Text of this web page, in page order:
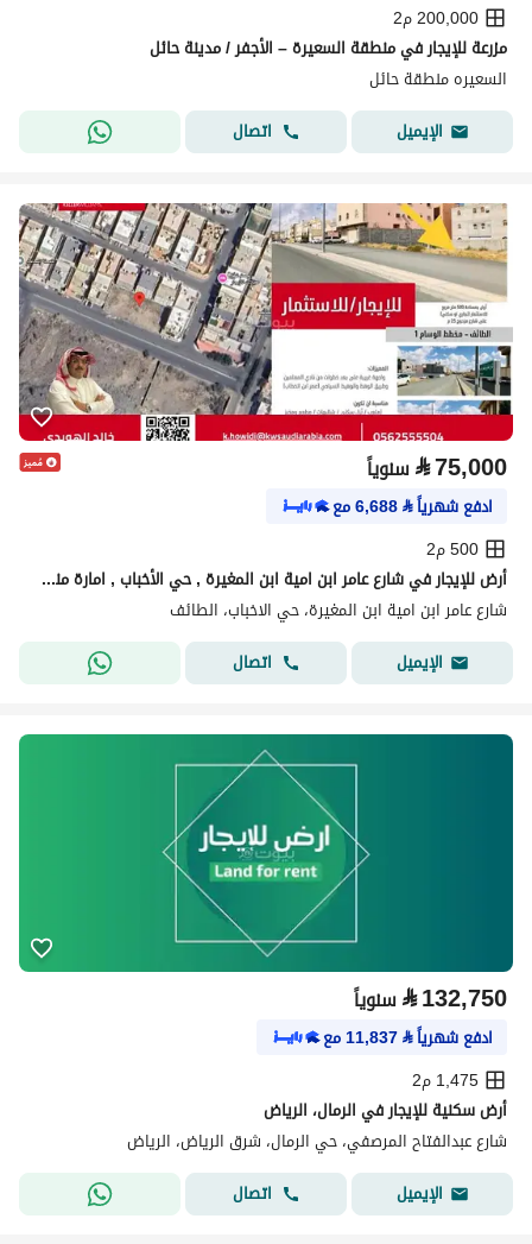
200,000 م2
مزرعة للإيجار في منطقة السعيرة – الأجفر / مدينة حائل
السعيره منطقة حائل
الإيميل
اتصال
⃁75,000 سنوياً
ادفع شهرياً⃁
6,688مع
500 م2
أرض للإيجار في شارع عامر ابن امية ابن المغيرة , حي الأخباب , امارة منطقة مكة المكرمة - الطائف
شارع عامر ابن امية ابن المغيرة، حي الاخباب، الطائف
الإيميل
اتصال
⃁132,750 سنوياً
ادفع شهرياً⃁
11,837مع
1,475 م2
أرض سكنية للإيجار في الرمال، الرياض
شارع عبدالفتاح المرصفي، حي الرمال، شرق الرياض، الرياض
الإيميل
اتصال